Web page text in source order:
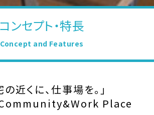
コンセプト・特長
Concept and Features
の近くに、仕事場を。」
Place